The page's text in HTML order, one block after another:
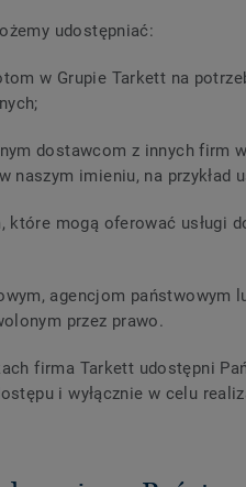
udostępniać:
w Grupie Tarkett na
dostawcom z innych firm
naszym imieniu, na przykład
które mogą oferować usługi
agencjom państwowym
przez prawo.
firma Tarkett udostępni
i wyłącznie w celu